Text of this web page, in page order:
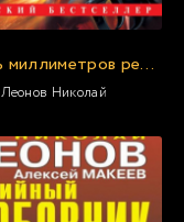
Девять миллиметров решают все
Леонов Николай